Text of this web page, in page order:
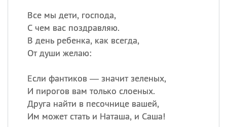
Все мы дети, господа,
С чем вас поздравляю.
В день ребенка, как всегда,
От души желаю:
Если фантиков — значит зеленых,
И пирогов вам только слоеных.
Друга найти в песочнице вашей,
Им может стать и Наташа, и Саша!
ИМЕНА
Сегодня празднуют именины